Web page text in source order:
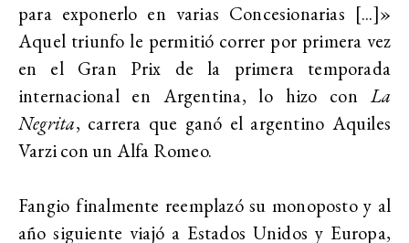
para exponerlo en varias Concesionarias [...]»
Aquel triunfo le permitió correr por primera vez
en el Gran Prix de la primera temporada
internacional en Argentina, lo hizo conLa
Negrita, carrera que ganó el argentino Aquiles
Varzi con un Alfa Romeo.
Fangio finalmente reemplazó su monoposto y al
año siguiente viajó a Estados Unidos y Europa,